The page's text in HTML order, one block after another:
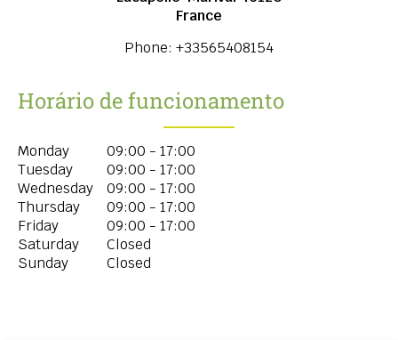
France
Phone: +33565408154
Horário de funcionamento
Monday
09:00 - 17:00
Tuesday
09:00 - 17:00
Wednesday
09:00 - 17:00
Thursday
09:00 - 17:00
Friday
09:00 - 17:00
Saturday
Closed
Sunday
Closed